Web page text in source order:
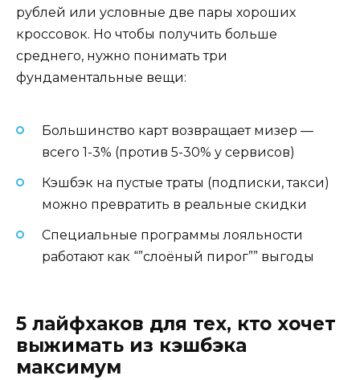
рублей или условные две пары хороших
кроссовок. Но чтобы получить больше
среднего, нужно понимать три
фундаментальные вещи:
Большинство карт возвращает мизер —
всего 1-3% (против 5-30% у сервисов)
Кэшбэк на пустые траты (подписки, такси)
можно превратить в реальные скидки
Специальные программы лояльности
работают как “”слоёный пирог”” выгоды
5 лайфхаков для тех, кто хочет
выжимать из кэшбэка
максимум